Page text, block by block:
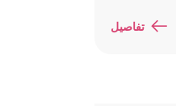
تفاصيل